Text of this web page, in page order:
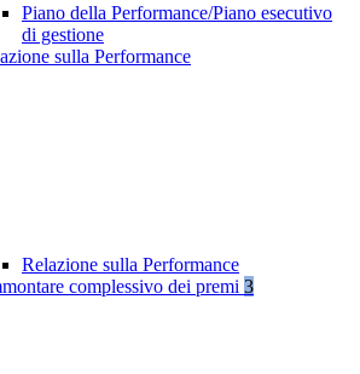
Piano della Performance/Piano esecutivo
di gestione
sulla Performance
Relazione sulla Performance
complessivo dei premi 3